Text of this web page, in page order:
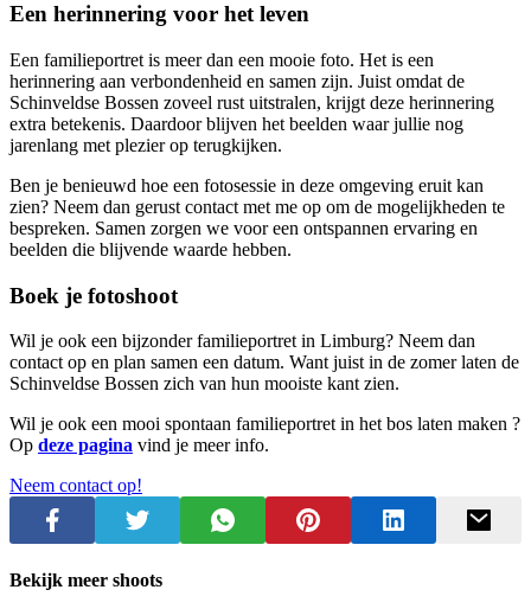
Een herinnering voor het leven
Een familieportret is meer dan een mooie foto. Het is een
herinnering aan verbondenheid en samen zijn. Juist omdat de
Schinveldse Bossen zoveel rust uitstralen, krijgt deze herinnering
extra betekenis. Daardoor blijven het beelden waar jullie nog
jarenlang met plezier op terugkijken.
Ben je benieuwd hoe een fotosessie in deze omgeving eruit kan
zien? Neem dan gerust contact met me op om de mogelijkheden te
bespreken. Samen zorgen we voor een ontspannen ervaring en
beelden die blijvende waarde hebben.
Boek je fotoshoot
Wil je ook een bijzonder familieportret in Limburg? Neem dan
contact op en plan samen een datum. Want juist in de zomer laten de
Schinveldse Bossen zich van hun mooiste kant zien.
Wil je ook een mooi spontaan familieportret in het bos laten maken ?
Op deze pagina vind je meer info.
Neem contact op!
Bekijk meer shoots